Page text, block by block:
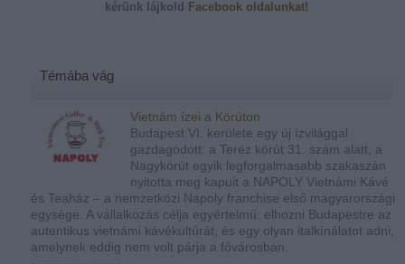
kérünk lájkold Facebook oldalunkat!
Témába vág
Vietnám ízei a Körúton
Budapest VI. kerülete egy új ízvilággal
gazdagodott: a Teréz körút 31. szám alatt, a
Nagykörút egyik legforgalmasabb szakaszán
nyitotta meg kapuit a NAPOLY Vietnámi Kávé
és Teaház – a nemzetközi Napoly franchise első magyarországi
egysége. A vállalkozás célja egyértelmű: elhozni Budapestre az
autentikus vietnámi kávékultúrát, és egy olyan italkínálatot adni,
amelynek eddig nem volt párja a fővárosban.